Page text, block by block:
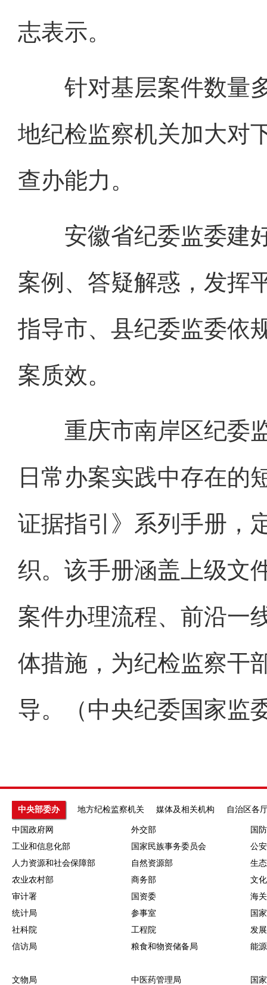
志表示。
针对基层案件数量多
地纪检监察机关加大对
查办能力。
安徽省纪委监委建好
案例、答疑解惑，发挥
指导市、县纪委监委依
案质效。
重庆市南岸区纪委监
日常办案实践中存在的
证据指引》系列手册，
织。该手册涵盖上级文
案件办理流程、前沿一
体措施，为纪检监察干
导。（中央纪委国家监
中央部委办 地方纪检监察机关 媒体及相关机构 自治区各
中国政府网 外交部
国
工业和信息化部
国家民族事务委员会
公
人力资源和社会保障部
自然资源部
生
农业农村部
商务部
文
审计署
国资委
海
统计局
参事室
国
社科院
工程院
发
信访局
粮食和物资储备局 能
文物局 中医药管理局 国